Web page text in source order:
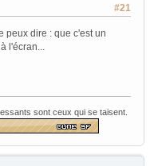
#21
peux dire : que c'est un
l'écran...
sont ceux qui se taisent.